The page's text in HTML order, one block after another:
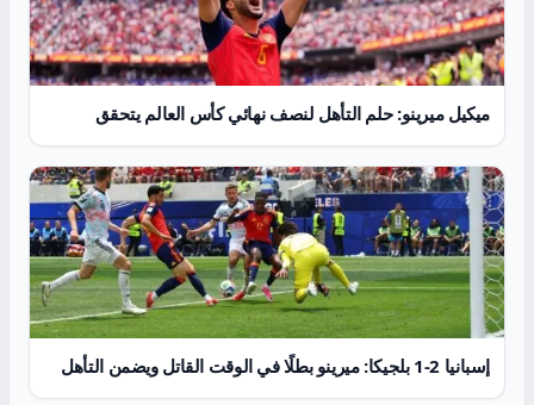
ميكيل ميرينو: حلم التأهل لنصف نهائي كأس العالم يتحقق
إسبانيا 2-1 بلجيكا: ميرينو بطلًا في الوقت القاتل ويضمن التأهل